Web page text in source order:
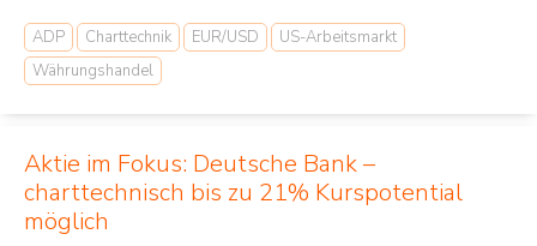
ADP Charttechnik EUR/USD
US-Arbeitsmarkt
Währungshandel
Aktie im Fokus: Deutsche Bank –
charttechnisch bis zu 21% Kurspotential
möglich